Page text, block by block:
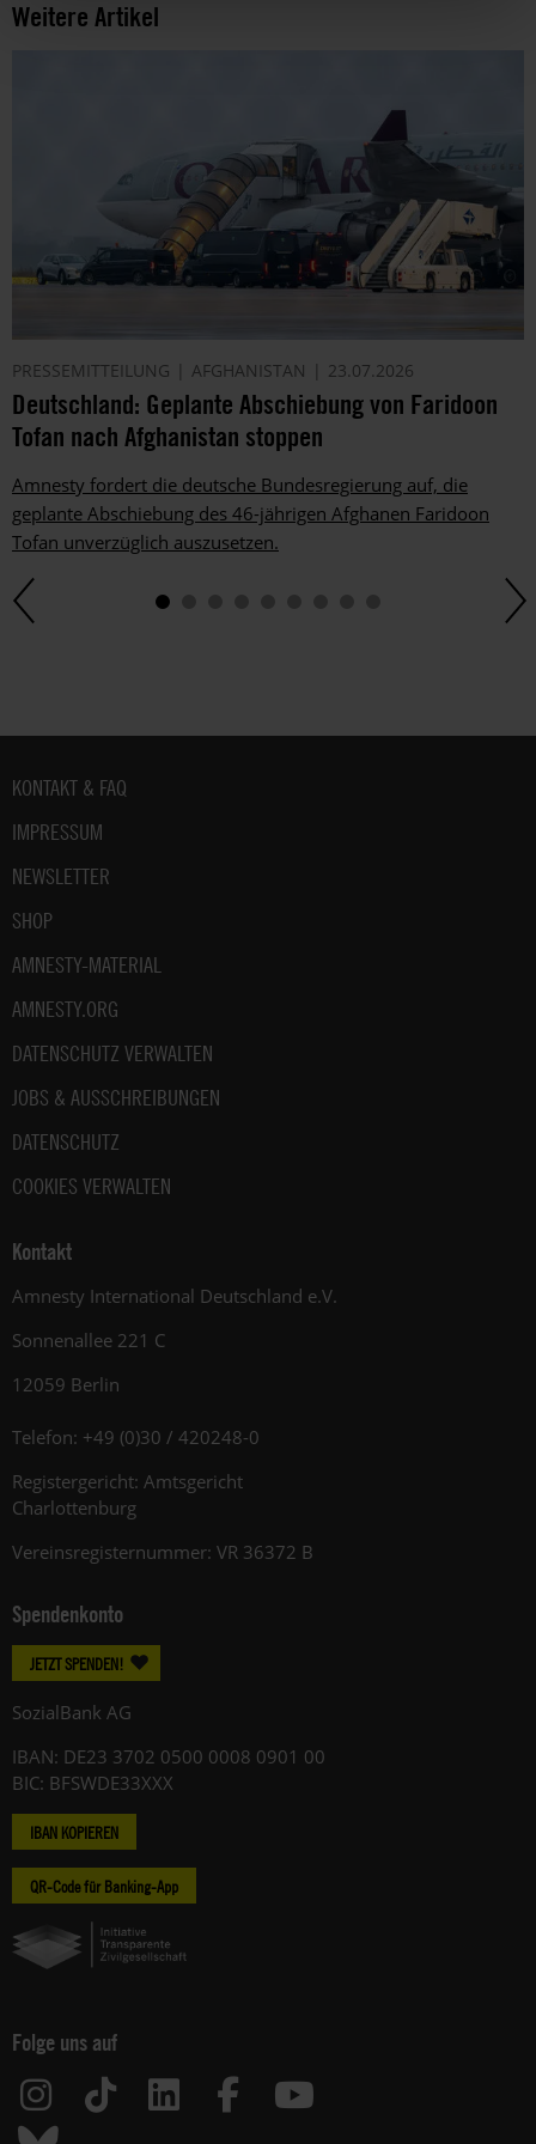
Weitere Artikel
PRESSEMITTEILUNG AFGHANISTAN 23.07.2026
Deutschland: Geplante Abschiebung von Faridoon
Tofan nach Afghanistan stoppen
Amnesty fordert die deutsche Bundesregierung auf, die
geplante Abschiebung des 46-jährigen Afghanen Faridoon
Tofan unverzüglich auszusetzen.
Fußbereich
KONTAKT & FAQ
IMPRESSUM
NEWSLETTER
SHOP
AMNESTY-MATERIAL
AMNESTY.ORG
DATENSCHUTZ VERWALTEN
JOBS & AUSSCHREIBUNGEN
DATENSCHUTZ
COOKIES VERWALTEN
Kontakt
Amnesty International Deutschland e.V.
Sonnenallee 221 C
12059 Berlin
Telefon: +49 (0)30 / 420248-0
Registergericht: Amtsgericht
Charlottenburg
Vereinsregisternummer: VR 36372 B
Spendenkonto
JETZT SPENDEN!
SozialBank AG
IBAN: DE23 3702 0500 0008 0901 00
BIC: BFSWDE33XXX
IBAN KOPIEREN
QR-Code für Banking-App
Folge uns auf